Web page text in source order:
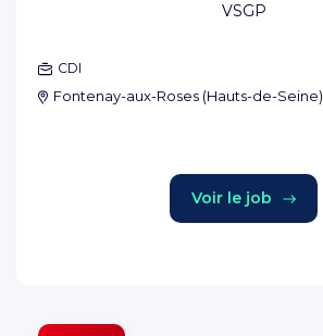
VSGP
CDI
Fontenay-aux-Roses (Hauts-de-Seine)
Voir le job